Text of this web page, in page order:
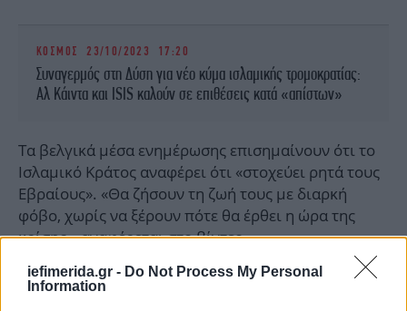
iefimerida.gr - Do Not Process My Personal
Information
ΚΟΣΜΟΣ 23/10/2023 17:20
Συναγερμός στη Δύση για νέo κύμα ισλαμικής τρομοκρατίας:
Αλ Κάιντα και ISIS καλούν σε επιθέσεις κατά «απίστων»
Τα βελγικά μέσα ενημέρωσης επισημαίνουν ότι το
Ισλαμικό Κράτος αναφέρει ότι «στοχεύει ρητά τους
Εβραίους». «Θα ζήσουν τη ζωή τους με διαρκή
φόβο, χωρίς να ξέρουν πότε θα έρθει η ώρα της
κρίσης», αναφέρεται στο βίντεο.
ΟΛΕΣ ΟΙ ΕΙΔΗΣΕΙΣ